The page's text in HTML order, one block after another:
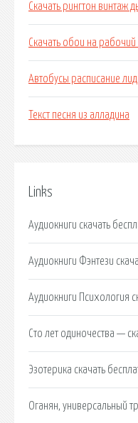
Скачать рингтон винтаж
Скачать обои на
Автобусы расписание
Текст песня из алладина
Links
Аудиокниги скачать
Аудиокниги Фэнтези
Аудиокниги Психология
Сто лет одиночества —
Эзотерика скачать
Оганян, универсальный